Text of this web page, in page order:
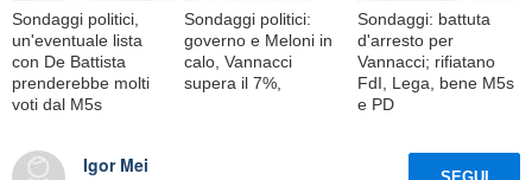
Sondaggi politici,
un'eventuale lista
con De Battista
prenderebbe molti
voti dal M5s
Sondaggi politici:
governo e Meloni in
calo, Vannacci
supera il 7%,
Sondaggi: battuta
d'arresto per
Vannacci; rifiatano
FdI, Lega, bene M5s
e PD
Igor Mei